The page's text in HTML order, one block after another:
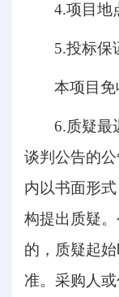
4.项目地
5.投标保
本项目免
6.质疑最
谈判公告的公
内以书面形
构提出质疑
的，质疑起
准。采购人